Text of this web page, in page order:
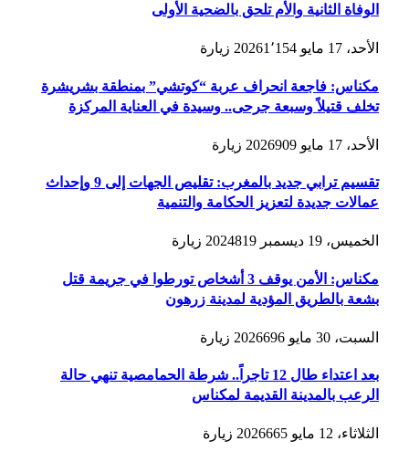
الوفاة الثانية والأم تلحق بالضحية الأولى
الأحد، 17 مايو 2026 1٬154 زيارة
مكناس: فاجعة انحراف عربة “كوتشي” بمنطقة بشريشرة
تخلف قتيلاً وسبعة جرحى.. وسيدة في العناية المركزة
الأحد، 17 مايو 2026 909 زيارة
تقسيم ترابي جديد بالمغرب: تقليص الجهات إلى 9 وإحداث
عمالات جديدة لتعزيز الحكامة والتنمية
الخميس، 19 ديسمبر 2024 819 زيارة
مكناس: الأمن يوقف 3 أشخاص تورطوا في جريمة قتل
بشعة بالطريق المؤدية لمدينة زرهون
السبت، 30 مايو 2026 696 زيارة
بعد اعتداء طال 12 تاجراً.. شرطة الحمامصية تنهي حالة
الرعب بالمدينة القديمة لمكناس
الثلاثاء، 12 مايو 2026 665 زيارة